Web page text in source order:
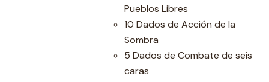
Pueblos Libres
10 Dados de Acción de la
Sombra
5 Dados de Combate de seis
caras